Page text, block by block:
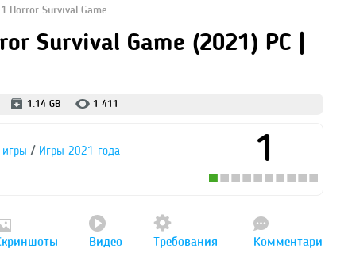
Horror Survival Game
Survival Game (2021) PC |
1.14 GB 1 411
игры / Игры 2021 года 1
Видео Требования Комментари